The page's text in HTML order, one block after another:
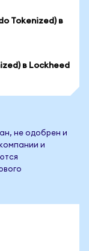
Tokenized) в
в Lockheed
не одобрен и
и